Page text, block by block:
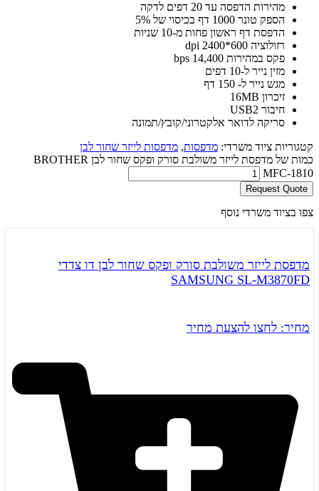
מהירות הדפסה עד 20 דפים לדקה
הספק טונר 1000 דף בכיסוי של 5%
הדפסת דף ראשון פחות מ-10 שניות
רזולוציה 600*2400 dpi
פקס במהירות 14,400 bps
מזין נייר ל-10 דפים
מגש נייר ל- 150 דף
זיכרון 16MB
חיבור USB2
סריקה לדואר אלקטרוני/קובץ/תמונה
קטגוריות ציוד משרדי: מדפסות, מדפסות לייזר שחור לבן
כמות של מדפסת לייזר משולבת סורק ופקס שחור לבן BROTHER
MFC-1810
Request Quote
צפו בציוד משרדי נוסף
מדפסת לייזר משולבת סורק ופקס שחור לבן דו צדדי
SAMSUNG SL-M3870FD
מחיר: לחצו להצעת מחיר